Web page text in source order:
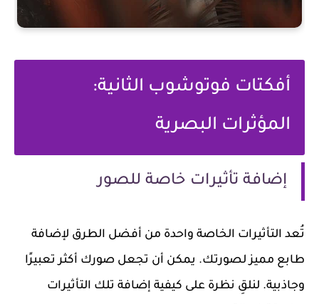
أفكتات فوتوشوب الثانية:
المؤثرات البصرية
إضافة تأثيرات خاصة للصور
تُعد التأثيرات الخاصة واحدة من أفضل الطرق لإضافة
طابع مميز لصورتك. يمكن أن تجعل صورك أكثر تعبيرًا
وجاذبية. لنلقِ نظرة على كيفية إضافة تلك التأثيرات